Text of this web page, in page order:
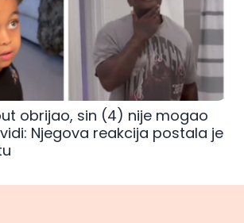
obrijao, sin (4) nije mogao
Njegova reakcija postala je